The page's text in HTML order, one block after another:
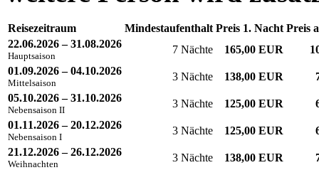
Reisezeitraum Mindestaufenthalt Preis 1. Nacht Preis
22.06.2026 – 31.08.2026
Hauptsaison
7 Nächte 165,00 EUR
01.09.2026 – 04.10.2026
Mittelsaison
3 Nächte 138,00 EUR
05.10.2026 – 31.10.2026
Nebensaison II
3 Nächte 125,00 EUR
01.11.2026 – 20.12.2026
Nebensaison I
3 Nächte 125,00 EUR
21.12.2026 – 26.12.2026
Weihnachten
3 Nächte 138,00 EUR